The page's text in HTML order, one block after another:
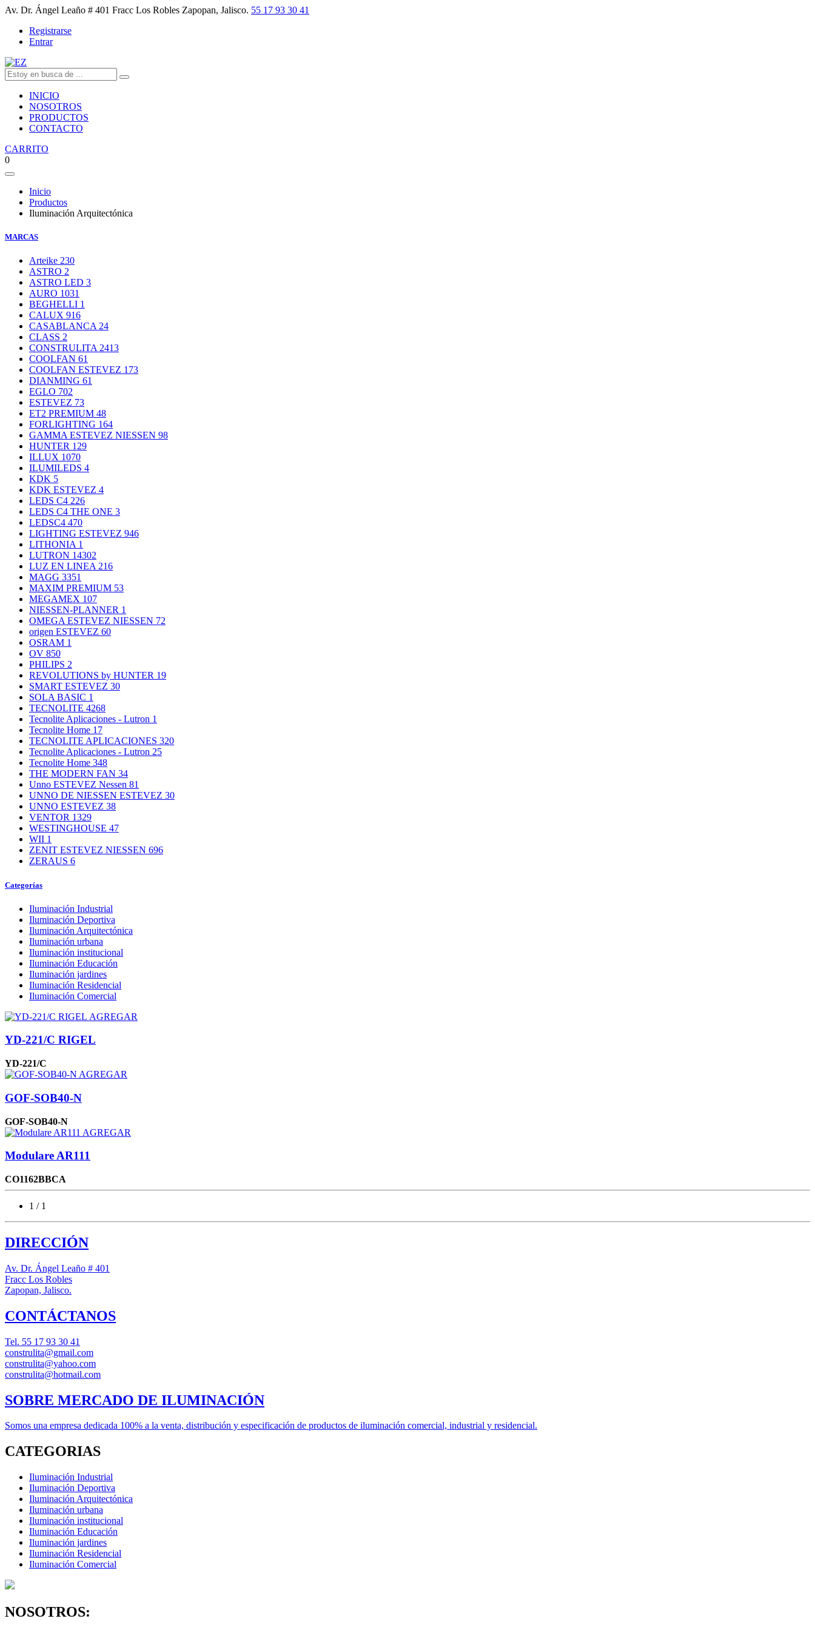
Av. Dr. Ángel Leaño # 401 Fracc Los Robles Zapopan, Jalisco. 55 17 93 30 41
Registrarse
Entrar
INICIO
NOSOTROS
PRODUCTOS
CONTACTO
CARRITO
0
Inicio
Productos
Iluminación Arquitectónica
MARCAS
Arteike 230
ASTRO 2
ASTRO LED 3
AURO 1031
BEGHELLI 1
CALUX 916
CASABLANCA 24
CLASS 2
CONSTRULITA 2413
COOLFAN 61
COOLFAN ESTEVEZ 173
DIANMING 61
EGLO 702
ESTEVEZ 73
ET2 PREMIUM 48
FORLIGHTING 164
GAMMA ESTEVEZ NIESSEN 98
HUNTER 129
ILLUX 1070
ILUMILEDS 4
KDK 5
KDK ESTEVEZ 4
LEDS C4 226
LEDS C4 THE ONE 3
LEDSC4 470
LIGHTING ESTEVEZ 946
LITHONIA 1
LUTRON 14302
LUZ EN LINEA 216
MAGG 3351
MAXIM PREMIUM 53
MEGAMEX 107
NIESSEN-PLANNER 1
OMEGA ESTEVEZ NIESSEN 72
origen ESTEVEZ 60
OSRAM 1
OV 850
PHILIPS 2
REVOLUTIONS by HUNTER 19
SMART ESTEVEZ 30
SOLA BASIC 1
TECNOLITE 4268
Tecnolite Aplicaciones - Lutron 1
Tecnolite Home 17
TECNOLITE APLICACIONES 320
Tecnolite Aplicaciones - Lutron 25
Tecnolite Home 348
THE MODERN FAN 34
Unno ESTEVEZ Nessen 81
UNNO DE NIESSEN ESTEVEZ 30
UNNO ESTEVEZ 38
VENTOR 1329
WESTINGHOUSE 47
WII 1
ZENIT ESTEVEZ NIESSEN 696
ZERAUS 6
Categorías
Iluminación Industrial
Iluminación Deportiva
Iluminación Arquitectónica
Iluminación urbana
Iluminación institucional
Iluminación Educación
Iluminación jardines
Iluminación Residencial
Iluminación Comercial
AGREGAR
YD-221/C RIGEL
YD-221/C
AGREGAR
GOF-SOB40-N
GOF-SOB40-N
AGREGAR
Modulare AR111
CO1162BBCA
1 / 1
DIRECCIÓN
Av. Dr. Ángel Leaño # 401
Fracc Los Robles
Zapopan, Jalisco.
CONTÁCTANOS
Tel. 55 17 93 30 41
construlita@gmail.com
construlita@yahoo.com
construlita@hotmail.com
SOBRE MERCADO DE ILUMINACIÓN
Somos una empresa dedicada 100% a la venta, distribución y especificación de productos de iluminación comercial, industrial y residencial.
CATEGORIAS
Iluminación Industrial
Iluminación Deportiva
Iluminación Arquitectónica
Iluminación urbana
Iluminación institucional
Iluminación Educación
Iluminación jardines
Iluminación Residencial
Iluminación Comercial
NOSOTROS: